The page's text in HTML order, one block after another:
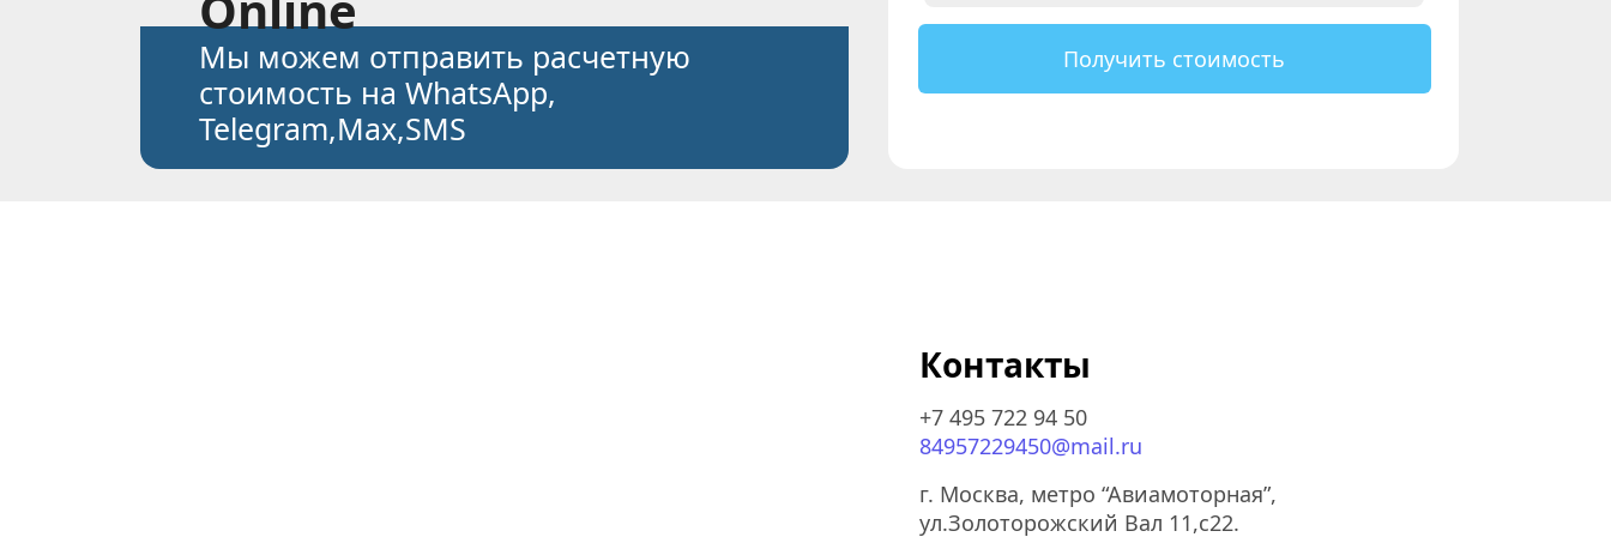
Мы можем отправить расчетную
стоимость на WhatsАpp,
Telegram,Max,SMS
Получить стоимость
Контакты
+7 495 722 94 50
84957229450@mail.ru
г. Москва, метро “Авиамоторная”,
ул.Золоторожский Вал 11,с22.